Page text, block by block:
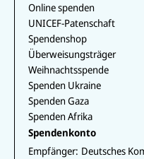
Online spenden
UNICEF-Patenschaft
Spendenshop
Überweisungsträger
Weihnachtsspende
Spenden Ukraine
Spenden Gaza
Spenden Afrika
Spendenkonto
Empfänger: Deutsches